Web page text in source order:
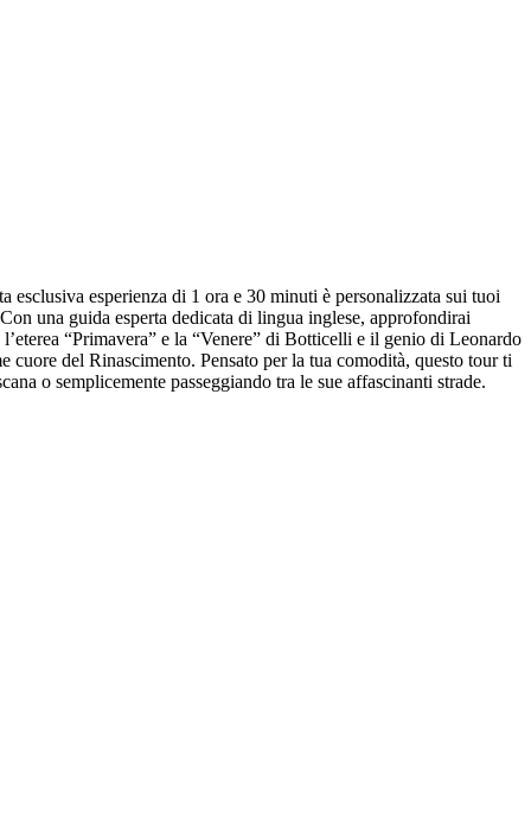
esperienza di 1 ora e 30 minuti è personalizzata sui tuoi
una guida esperta dedicata di lingua inglese, approfondirai
“Primavera” e la “Venere” di Botticelli e il genio di Leonardo
del Rinascimento. Pensato per la tua comodità, questo tour ti
o semplicemente passeggiando tra le sue affascinanti strade.